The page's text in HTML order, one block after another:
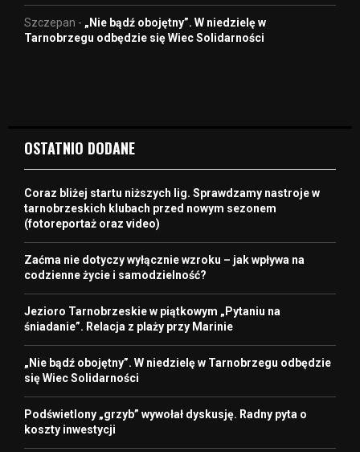
Szczepan - „Nie bądź obojętny”. W niedzielę w
Tarnobrzegu odbędzie się Wiec Solidarności
OSTATNIO DODANE
Coraz bliżej startu niższych lig. Sprawdzamy nastroje w
tarnobrzeskich klubach przed nowym sezonem
(fotoreportaż oraz video)
Zaćma nie dotyczy wyłącznie wzroku – jak wpływa na
codzienne życie i samodzielność?
Jezioro Tarnobrzeskie w piątkowym „Pytaniu na
śniadanie”. Relacja z plaży przy Marinie
„Nie bądź obojętny”. W niedzielę w Tarnobrzegu odbędzie
się Wiec Solidarności
Podświetlony „grzyb” wywołał dyskusję. Radny pyta o
koszty inwestycji